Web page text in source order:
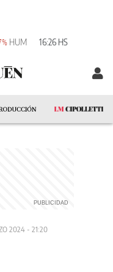
HUM 16:26 HS
2024 - 21:20